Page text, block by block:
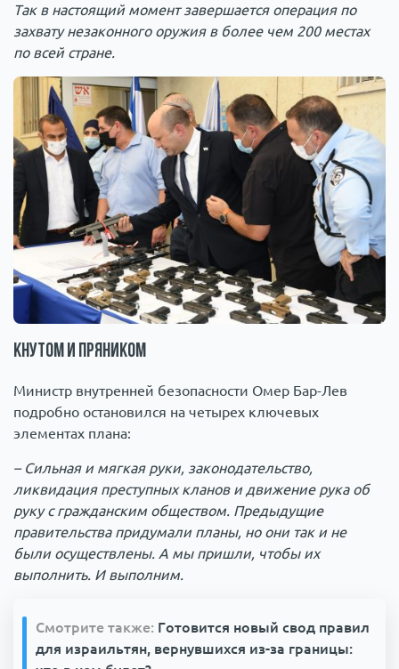
Так в настоящий момент завершается операция по
захвату незаконного оружия в более чем 200 местах
по всей стране.
Кнутом и пряником
Министр внутренней безопасности Омер Бар-Лев
подробно остановился на четырех ключевых
элементах плана:
– Сильная и мягкая руки, законодательство,
ликвидация преступных кланов и движение рука об
руку с гражданским обществом. Предыдущие
правительства придумали планы, но они так и не
были осуществлены. А мы пришли, чтобы их
выполнить. И выполним.
Смотрите также: Готовится новый свод правил
для израильтян, вернувшихся из-за границы: